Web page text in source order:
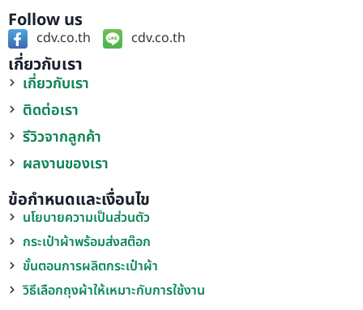
Follow us
cdv.co.th cdv.co.th
เกี่ยวกับเรา
เกี่ยวกับเรา
ติดต่อเรา
รีวิวจากลูกค้า
ผลงานของเรา
ข้อกำหนดและเงื่อนไข
นโยบายความเป็นส่วนตัว
กระเป๋าผ้าพร้อมส่งสต๊อก
ขั้นตอนการผลิตกระเป๋าผ้า
วิธีเลือกถุงผ้าให้เหมาะกับการใช้งาน